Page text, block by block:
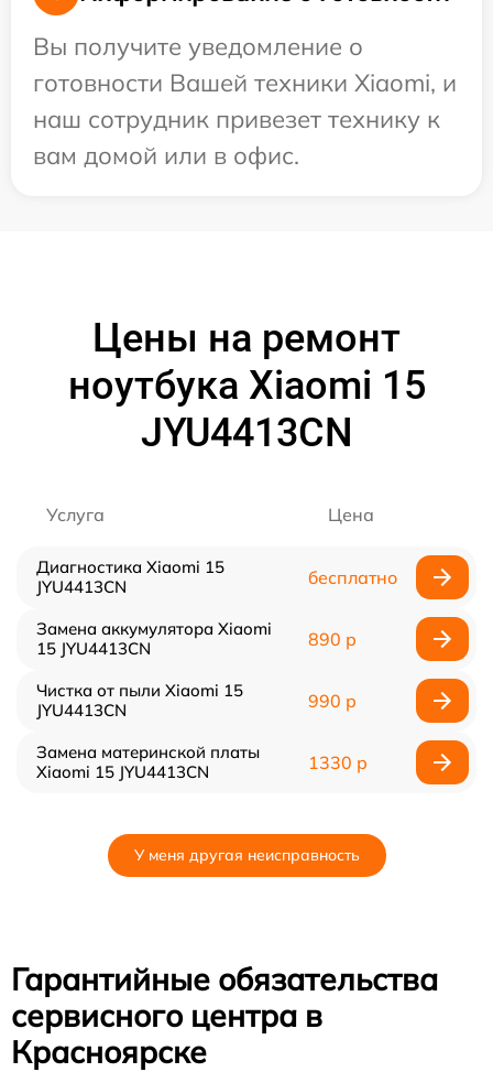
Вы получите уведомление о
готовности Вашей техники Xiaomi, и
наш сотрудник привезет технику к
вам домой или в офис.
Цены на ремонт
ноутбука Xiaomi 15
JYU4413CN
Услуга Цена
Диагностика Xiaomi 15
JYU4413CN
бесплатно
Замена аккумулятора Xiaomi
15 JYU4413CN
890 р
Чистка от пыли Xiaomi 15
JYU4413CN
990 р
Замена материнской платы
Xiaomi 15 JYU4413CN
1330 р
У меня другая неисправность
Гарантийные обязательства
сервисного центра в
Красноярске